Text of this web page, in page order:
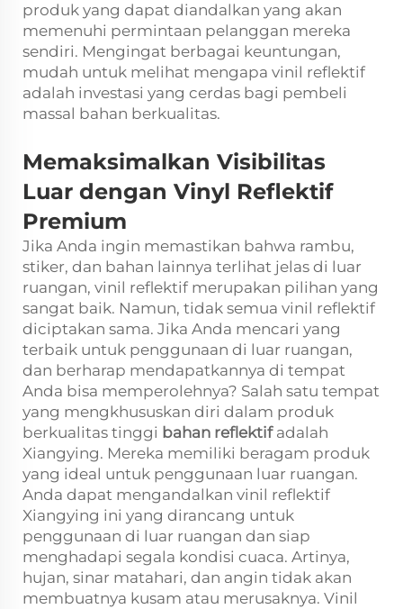
produk yang dapat diandalkan yang akan
memenuhi permintaan pelanggan mereka
sendiri. Mengingat berbagai keuntungan,
mudah untuk melihat mengapa vinil reflektif
adalah investasi yang cerdas bagi pembeli
massal bahan berkualitas.
Memaksimalkan Visibilitas
Luar dengan Vinyl Reflektif
Premium
Jika Anda ingin memastikan bahwa rambu,
stiker, dan bahan lainnya terlihat jelas di luar
ruangan, vinil reflektif merupakan pilihan yang
sangat baik. Namun, tidak semua vinil reflektif
diciptakan sama. Jika Anda mencari yang
terbaik untuk penggunaan di luar ruangan,
dan berharap mendapatkannya di tempat
Anda bisa memperolehnya? Salah satu tempat
yang mengkhususkan diri dalam produk
berkualitas tinggi bahan reflektif adalah
Xiangying. Mereka memiliki beragam produk
yang ideal untuk penggunaan luar ruangan.
Anda dapat mengandalkan vinil reflektif
Xiangying ini yang dirancang untuk
penggunaan di luar ruangan dan siap
menghadapi segala kondisi cuaca. Artinya,
hujan, sinar matahari, dan angin tidak akan
membuatnya kusam atau merusaknya. Vinil